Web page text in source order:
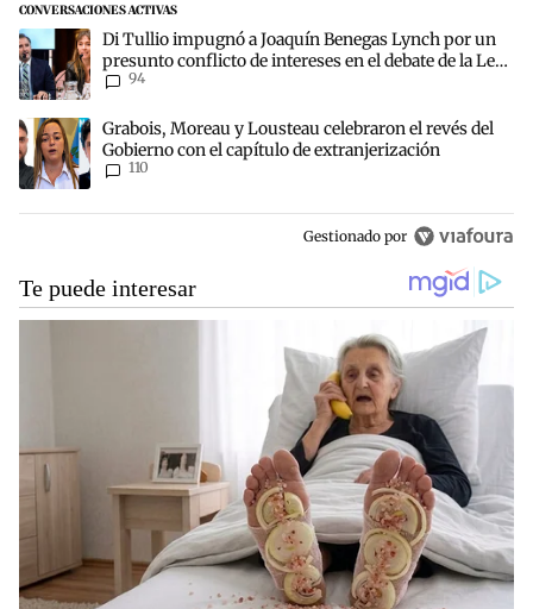
CONVERSACIONES ACTIVAS
Este listado muestra los artículos con más comentarios en los
Un artículo de tendencia con el título "Di Tullio impugnó a
Di Tullio impugnó a Joaquín Benegas Lynch por un
presunto conflicto de intereses en el debate de la Ley
de Tierras
94
Un artículo de tendencia con el título "Grabois, Moreau y
Grabois, Moreau y Lousteau celebraron el revés del
Gobierno con el capítulo de extranjerización
110
Gestionado por